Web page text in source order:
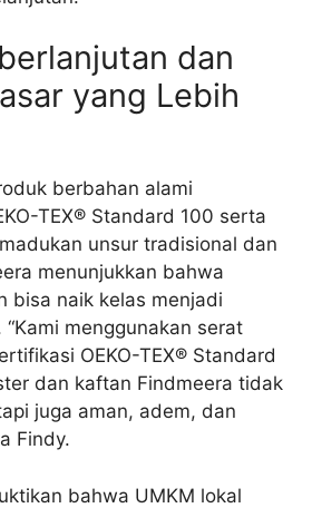
dan
yang Lebih
berbahan alami
TEX® Standard 100 serta
unsur tradisional dan
menunjukkan bahwa
bisa naik kelas menjadi
menggunakan serat
OEKO-TEX® Standard
dan kaftan Findmeera tidak
juga aman, adem, dan
Findy.
bahwa UMKM lokal